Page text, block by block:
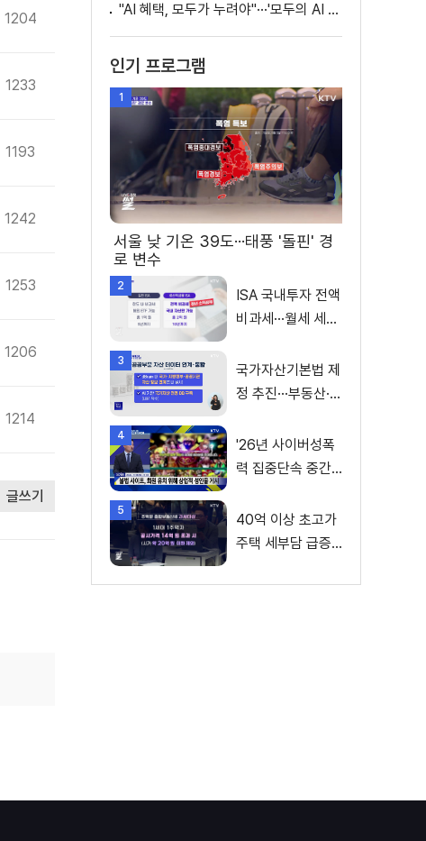
1204
1233
1193
1242
1253
1206
1214
글쓰기
"AI 혜택, 모두가 누려야"···'모두의 AI 성장사다리' 출범
인기 프로그램
1
서울 낮 기온 39도···태풍 '돌핀' 경
로 변수
2
ISA 국내투자 전액
비과세···월세 세액
3
국가자산기본법 제
정 추진···부동산·주
4
'26년 사이버성폭
력 집중단속 중간
진계획은?
5
40억 이상 초고가
주택 세부담 급증···
화